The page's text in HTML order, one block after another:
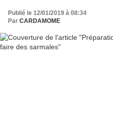
Publié le 12/01/2019 à 08:34
Par CARDAMOME